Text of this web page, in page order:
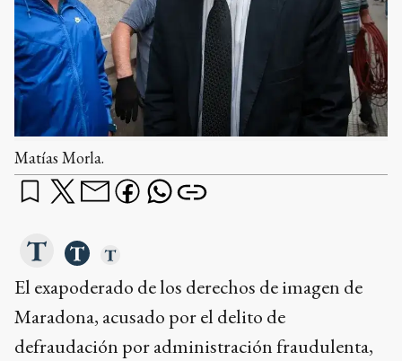
Matías Morla.
El exapoderado de los derechos de imagen de
Maradona, acusado por el delito de
defraudación por administración fraudulenta,